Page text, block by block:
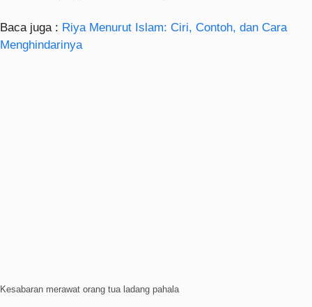
Baca juga : Riya Menurut Islam: Ciri, Contoh, dan Cara
Menghindarinya
Kesabaran merawat orang tua ladang pahala